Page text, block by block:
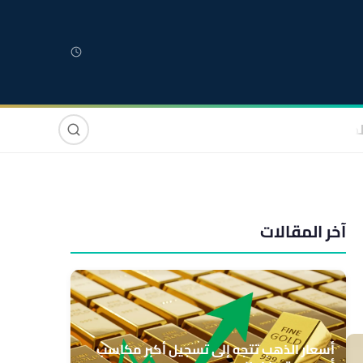
صوت وصورة
آخر المقالات
أسعار الذهب تتجه إلى تسجيل أكبر مكاسب